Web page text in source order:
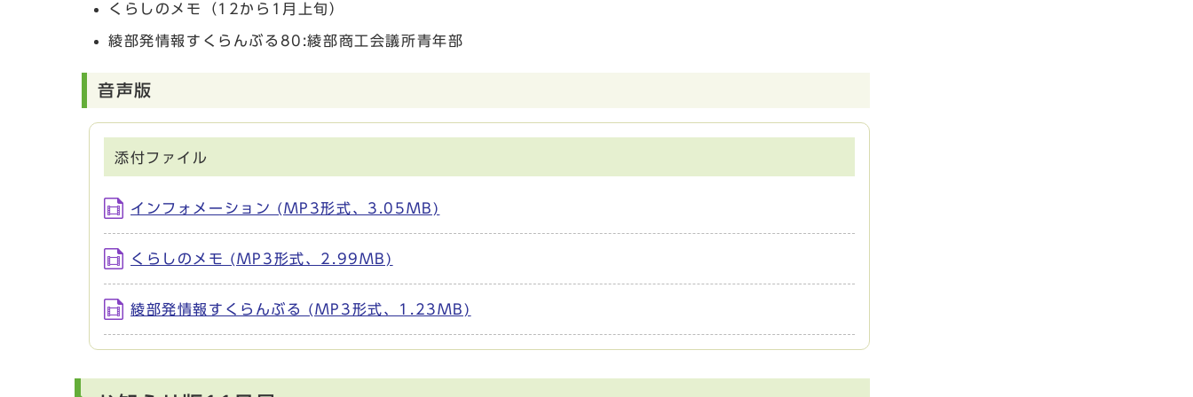
くらしのメモ（12から1月上旬）
綾部発情報すくらんぶる80:綾部商工会議所青年部
音声版
添付ファイル
インフォメーション (MP3形式、3.05MB)
くらしのメモ (MP3形式、2.99MB)
綾部発情報すくらんぶる (MP3形式、1.23MB)